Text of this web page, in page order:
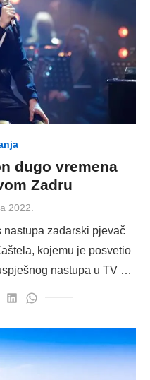
dugo vremena
Zadru
2022.
nastupa zadarski pjevač
kojemu je posvetio
nastupa u TV …